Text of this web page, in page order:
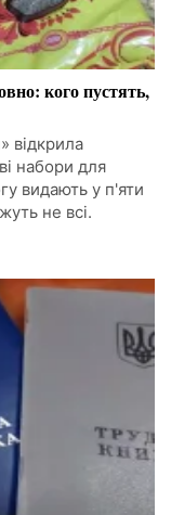
кого пустять,
відкрила
набори для
видають у п'яти
не всі.